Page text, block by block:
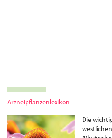
Arzneipflanzenlexikon
Die